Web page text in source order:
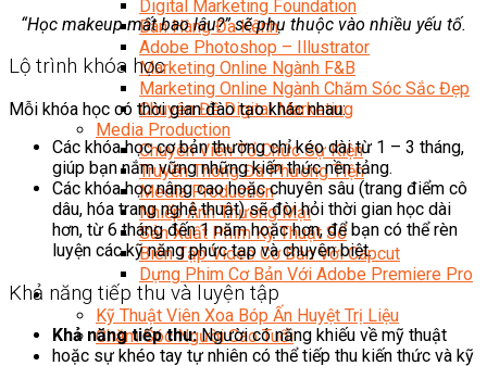
Digital Marketing Foundation
Bán Hàng Đa Kênh
Adobe Photoshop – Illustrator
Marketing Online Ngành F&B
Marketing Online Ngành Chăm Sóc Sắc Đẹp
Chuyên Đề Digital Marketing
Media Production
Chuyên Viên Tổ Chức Sự Kiện
Truyền Thông Đa Phương Tiện
Media Production
Nhiếp Ảnh Thương Mại
Sản Xuất Phim Kỹ Thuật Số
Biên Tập Video Cơ Bản Với Capcut
Dựng Phim Cơ Bản Với Adobe Premiere Pro
Sức Khỏe
Kỹ Thuật Viên Xoa Bóp Ấn Huyệt Trị Liệu
Chăm Sóc Người Cao Tuổi
Sắc Đẹp
“Học makeup mất bao lâu?” sẽ phụ thuộc vào nhiều yếu tố.
Lộ trình khóa học
Mỗi khóa học có thời gian đào tạo khác nhau:
Các khóa học cơ bản thường chỉ kéo dài từ 1 – 3 tháng,
giúp bạn nắm vững những kiến thức nền tảng.
Các khóa học nâng cao hoặc chuyên sâu (trang điểm cô
dâu, hóa trang nghệ thuật) sẽ đòi hỏi thời gian học dài
hơn, từ 6 tháng đến 1 năm hoặc hơn, để bạn có thể rèn
luyện các kỹ năng phức tạp và chuyên biệt.
Khả năng tiếp thu và luyện tập
Khả năng tiếp thu:Người có năng khiếu về mỹ thuật
hoặc sự khéo tay tự nhiên có thể tiếp thu kiến thức và kỹ